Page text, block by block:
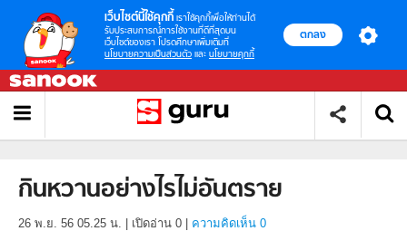
เว็บไซต์นี้ใช้คุกกี้ เราใช้คุกกี้เพื่อให้ท่านได้
รับประสบการณ์การใช้งานที่ดีที่สุดบน
เว็บไซต์ของเรา โปรดศึกษาเพิ่มเติมที่
นโยบายความเป็นส่วนตัว และ นโยบายคุกกี้
ตกลง
กินหวานอย่างไรไม่อันตราย
26 พ.ย. 56 05.25 น. เปิดอ่าน 0 ความคิดเห็น 0